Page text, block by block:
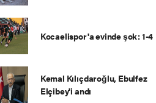
Kocaelispor'a evinde şok: 1-4
Kemal Kılıçdaroğlu, Ebulfez
Elçibey'i andı